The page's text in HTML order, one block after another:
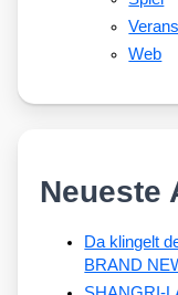
Web
Neueste
Da klingelt
BRAND